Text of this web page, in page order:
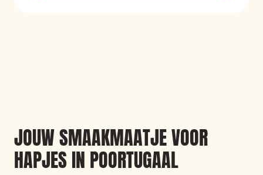
JOUW SMAAKMAATJE VOOR
HAPJES IN POORTUGAAL